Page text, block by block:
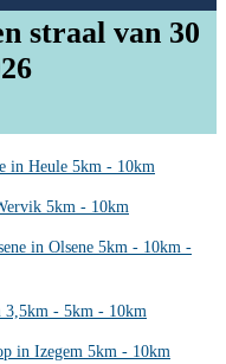
straal van 30
in Heule 5km - 10km
5km - 10km
in Olsene 5km - 10km -
3,5km - 5km - 10km
in Izegem 5km - 10km